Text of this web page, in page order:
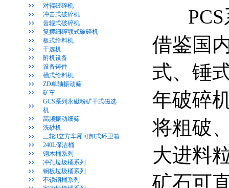
对辊破碎机
冲击式破碎机
齿辊式破碎机
复摆细碎颚式破碎机
板式给料机
干选机
附机设备
设备铸件
槽式给料机
ZD单轴振动筛
矿车
GCS系列永磁粉矿干式磁选
机
高频振动细筛
洗砂机
三轮3立方车厢可卸式环卫箱
240L保洁桶
钢木桶系列
冲孔垃圾桶系列
钢板垃圾桶系列
不锈钢桶系列
PCS
借鉴国
式、锤
年破碎
将粗破
大进料
矿石可